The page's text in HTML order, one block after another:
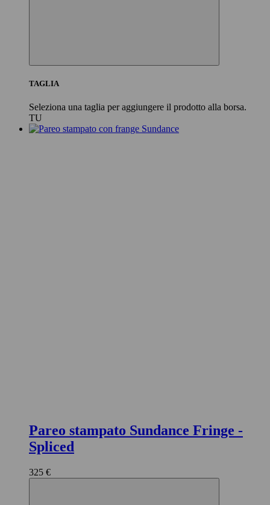
TAGLIA
Seleziona una taglia per aggiungere il prodotto alla borsa.
TU
Pareo stampato Sundance Fringe -
Spliced
325 €